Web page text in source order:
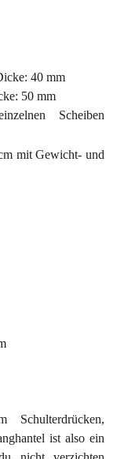
40 mm
50 mm
Scheiben
Schulterdrücken,
ist also ein